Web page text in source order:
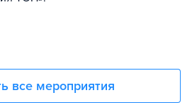
все мероприятия